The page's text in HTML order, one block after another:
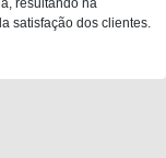
satisfação dos clientes.